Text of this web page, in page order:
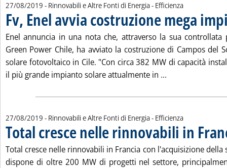
27/08/2019 - Rinnovabili e Altre Fonti di Energia - Efficienza
Fv, Enel avvia costruzione mega
Enel annuncia in una nota che, attraverso la sua
Green Power Chile, ha avviato la costruzione di Campos del
solare fotovoltaico in Cile. "Con circa 382 MW di capacità
il più grande impianto solare attualmente in ...
27/08/2019 - Rinnovabili e Altre Fonti di Energia - Efficienza
Total cresce nelle rinnovabili in
Total cresce nelle rinnovabili in Francia con l'acquisizione della
dispone di oltre 200 MW di progetti nel settore,